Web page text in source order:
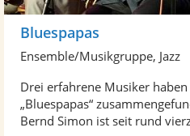
Bluespapas
Ensemble/Musikgruppe, Jazz
Drei erfahrene Musiker
„Bluespapas“
Bernd Simon ist seit rund